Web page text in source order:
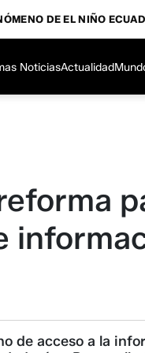
DE EL NIÑO
NoticiasActualidad
de acceso a la